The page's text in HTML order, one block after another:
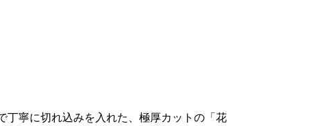
寧に切れ込みを入れた、極厚カットの「花